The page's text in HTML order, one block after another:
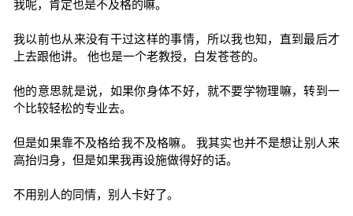
我呢，肯定也是不及格的嘛。
我以前也从来没有干过这样的事情，所以我也知，直到最后才
上去跟他讲。 他也是一个老教授，白发苍苍的。
他的意思就是说，如果你身体不好，就不要学物理嘛，转到一
个比较轻松的专业去。
但是如果靠不及格给我不及格嘛。 我其实也并不是想让别人来
高抬归身，但是如果我再设施做得好的话。
不用别人的同情，别人卡好了。